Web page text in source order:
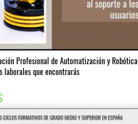
Profesional de Automatización y Robótica
laborales que encontrarás